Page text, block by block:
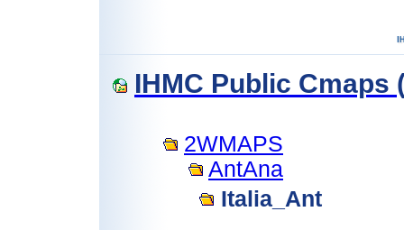
IHMC Public Cmaps
2WMAPS
AntAna
Italia_Ant